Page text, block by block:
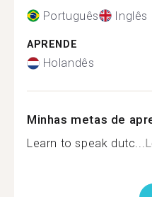
Português Inglês
APRENDE
Holandês
Minhas metas de
Learn to speak dutc...